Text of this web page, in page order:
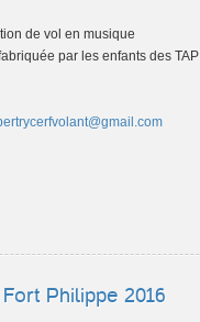
de vol en musique
par les enfants des TAP
Philippe 2016